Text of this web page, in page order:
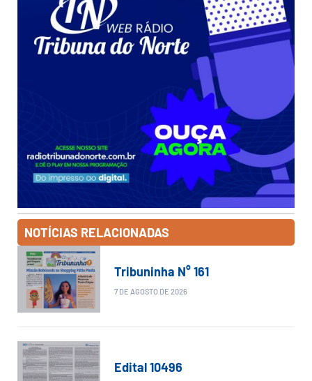
NOTÍCIAS RELACIONADAS
Tribuninha N° 161
7 DE AGOSTO DE 2026
Edital 10496